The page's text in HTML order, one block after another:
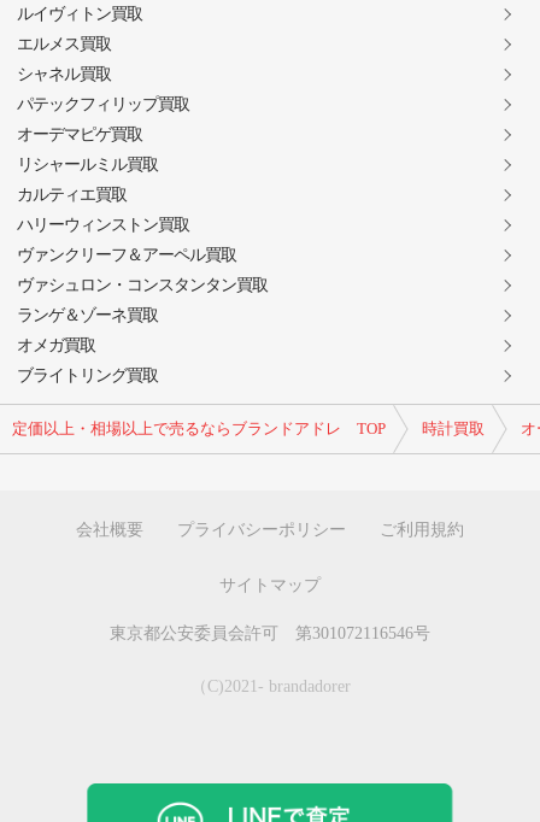
定価以上・相場以上で売るならブランドアドレ TOP 時計買取
ルイヴィトン買取
エルメス買取
シャネル買取
パテックフィリップ買取
オーデマピゲ買取
リシャールミル買取
カルティエ買取
ハリーウィンストン買取
ヴァンクリーフ＆アーペル買取
ヴァシュロン・コンスタンタン買取
ランゲ＆ゾーネ買取
オメガ買取
ブライトリング買取
会社概要 プライバシーポリシー ご利用規約
サイトマップ
東京都公安委員会許可 第301072116546号
（C)2021- brandadorer